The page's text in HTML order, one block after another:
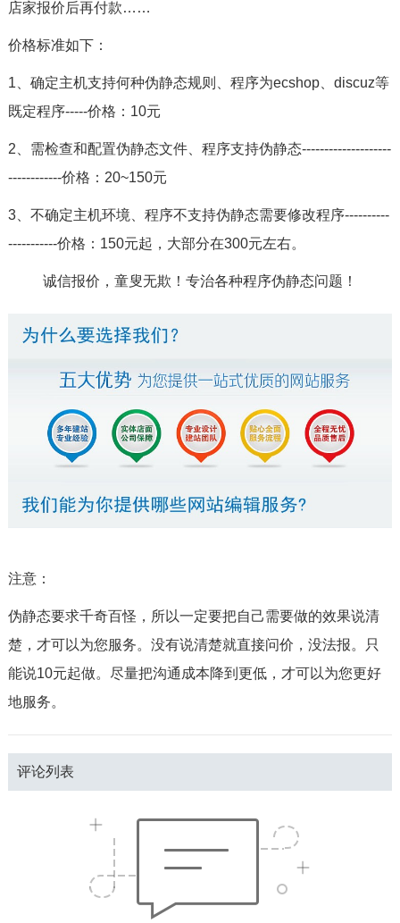
店家报价后再付款……
价格标准如下：
1、确定主机支持何种伪静态规则、程序为ecshop、discuz等
既定程序-----价格：10元
2、需检查和配置伪静态文件、程序支持伪静态--------------------
------------价格：20~150元
3、不确定主机环境、程序不支持伪静态需要修改程序----------
-----------价格：150元起，大部分在300元左右。
诚信报价，童叟无欺！专治各种程序伪静态问题！
注意：
伪静态要求千奇百怪，所以一定要把自己需要做的效果说清
楚，才可以为您服务。没有说清楚就直接问价，没法报。只
能说10元起做。尽量把沟通成本降到更低，才可以为您更好
地服务。
评论列表